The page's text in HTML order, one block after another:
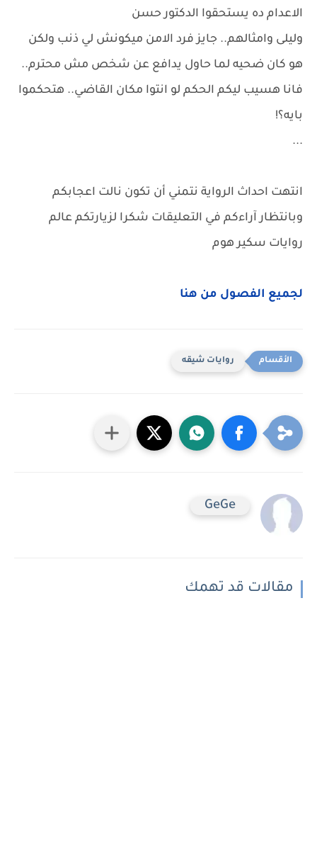
الاعدام ده يستحقوا الدكتور حسن
وليلى وامثالهم.. جايز فرد الامن ميكونش لي ذنب ولكن
هو كان ضحيه لما حاول يدافع عن شخص مش محترم..
فانا هسيب ليكم الحكم لو انتوا مكان القاضي.. هتحكموا
بايه؟!
...
انتهت احداث الرواية نتمني أن تكون نالت اعجابكم
وبانتظار آراءكم في التعليقات شكرا لزيارتكم عالم
روايات سكير هوم
لجميع الفصول من هنا
روايات شيقه
GeGe
مقالات قد تهمك